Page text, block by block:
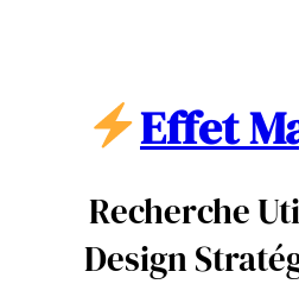
Effet
Recherche
Design